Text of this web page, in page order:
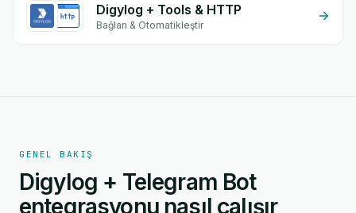
Digylog + Tools & HTTP
Bağlan & Otomatikleştir
GENEL BAKIŞ
Digylog + Telegram Bot
entegrasyonu nasıl çalışır